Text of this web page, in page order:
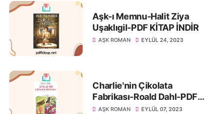
Aşk-ı Memnu-Halit Ziya
Uşaklıgil-PDF KİTAP İNDİR
AŞK ROMAN EYLÜL 24, 2023
Charlie'nin Çikolata
Fabrikası-Roald Dahl-PDF
KİTAP İNDİR
AŞK ROMAN EYLÜL 07, 2023